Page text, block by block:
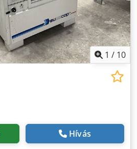
1 / 10
Hívás